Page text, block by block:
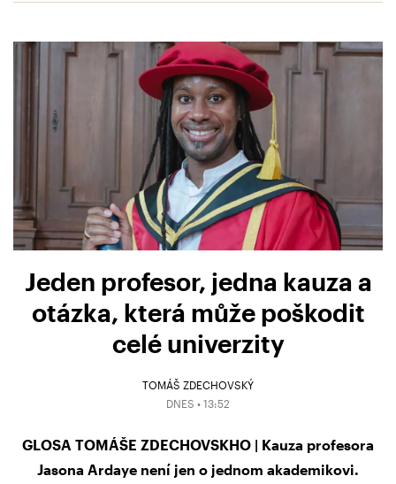
Jeden profesor, jedna kauza a
otázka, která může poškodit
celé univerzity
TOMÁŠ ZDECHOVSKÝ
DNES • 13:52
GLOSA TOMÁŠE ZDECHOVSKHO | Kauza profesora
Jasona Ardaye není jen o jednom akademikovi.